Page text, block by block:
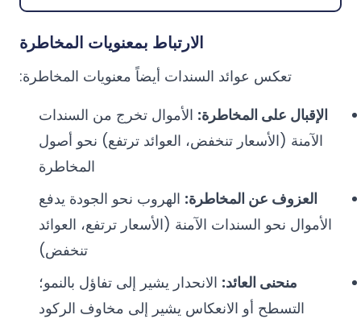
الارتباط بمعنويات المخاطرة
تعكس عوائد السندات أيضاً معنويات المخاطرة:
الإقبال على المخاطرة: الأموال تخرج من السندات
الآمنة (الأسعار تنخفض، العوائد ترتفع) نحو أصول
المخاطرة
العزوف عن المخاطرة: الهروب نحو الجودة يدفع
الأموال نحو السندات الآمنة (الأسعار ترتفع، العوائد
تنخفض)
منحنى العائد: الانحدار يشير إلى تفاؤل بالنمو؛
التسطح أو الانعكاس يشير إلى مخاوف الركود